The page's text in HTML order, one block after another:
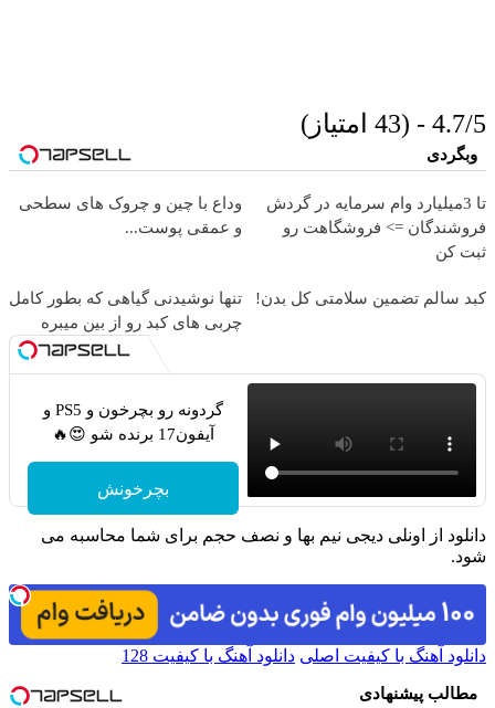
4.7/5 - (43 امتیاز)
وبگردی
تا 3میلیارد وام سرمایه در گردش
فروشندگان => فروشگاهت رو
ثبت کن
وداع با چین و چروک های سطحی
و عمقی پوست...
کبد سالم تضمین سلامتی کل بدن!
تنها نوشیدنی گیاهی که بطور کامل
چربی های کبد رو از بین میبره
گردونه رو بچرخون و PS5 و
آیفون17 برنده شو 😍🔥
بچرخونش
دانلود از اونلی دیجی نیم بها و نصف حجم برای شما محاسبه می
شود.
دانلود آهنگ با کیفیت اصلی دانلود آهنگ با کیفیت 128
مطالب پیشنهادی